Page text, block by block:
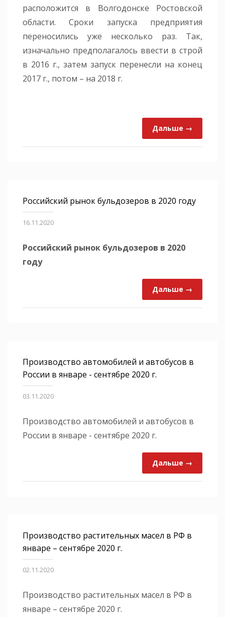
расположится в Волгодонске Ростовской
области. Сроки запуска предприятия
переносились уже несколько раз. Так,
изначально предполагалось ввести в строй
в 2016 г., затем запуск перенесли на конец
2017 г., потом – на 2018 г.
Дальше →
Российский рынок бульдозеров в 2020 году
16.11.2020
Российский рынок бульдозеров в 2020
году
Дальше →
Производство автомобилей и автобусов в
России в январе - сентябре 2020 г.
03.11.2020
Производство автомобилей и автобусов в
России в январе - сентябре 2020 г.
Дальше →
Производство растительных масел в РФ в
январе – сентябре 2020 г.
02.11.2020
Производство растительных масел в РФ в
январе – сентябре 2020 г.